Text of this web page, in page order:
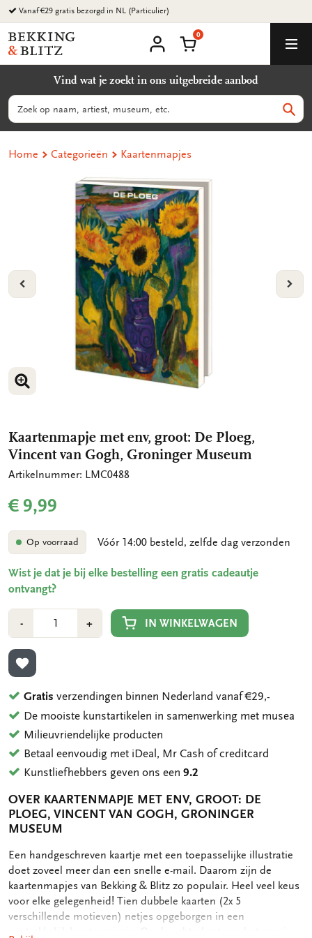
Ga
naar
content
Vanaf €29 gratis bezorgd in NL (Particulier)
Bekking
&
B.V.
account
Winkelmand
0
Vind wat je zoekt in ons uitgebreide aanbod
Zoeken
Home Categorieën Kaartenmapjes
VORIGE
VERGROOT AFBEELDING
VERGROOT AFBEELDING
VERGROOT AFBEELDING
VERGROOT AFBEELDING
VERGROOT AFBEELDING
VERGROOT AFBEELDING
VERGROOT AFBEELDING
Kaartenmapje met env, groot: De Ploeg,
Vincent van Gogh, Groninger Museum
Artikelnummer: LMC0488
€ 9,99
Op voorraad Vóór 14:00 besteld, zelfde dag verzonden
Wist je dat je bij elke bestelling een gratis cadeautje
ontvangt?
-Min
1
+Plus
1
IN WINKELWAGEN
TOEVOEGEN AAN VERLANGLIJST
Gratis verzendingen binnen Nederland vanaf €29,-
De mooiste kunstartikelen in samenwerking met musea
Milieuvriendelijke producten
Betaal eenvoudig met iDeal, Mr Cash of creditcard
Kunstliefhebbers geven ons een9.2
OVER KAARTENMAPJE MET ENV, GROOT: DE
PLOEG, VINCENT VAN GOGH, GRONINGER
MUSEUM
OMSCHRIJVING
Een handgeschreven kaartje met een toepasselijke illustratie
doet zoveel meer dan een snelle e-mail. Daarom zijn de
kaartenmapjes van Bekking & Blitz zo populair. Heel veel keus
voor elke gelegenheid! Tien dubbele kaarten (2x 5
verschillende motieven) netjes opgeborgen in een